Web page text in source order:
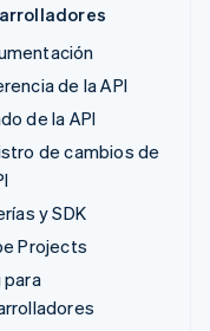
de la API
de la API
de cambios de
y SDK
Projects
para